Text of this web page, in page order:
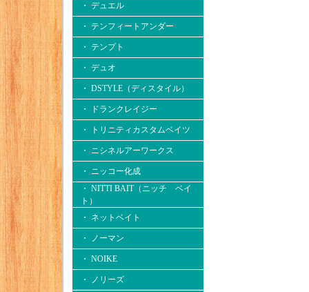
・ デュエル
・ テンフィートアンダー
・ テンプト
・ デュオ
・ DSTYLE（ディスタイル）
・ ドランクレイジー
・ トリニティカスタムベイツ
・ ニシネルアーワークス
・ ニッコー化成
・ NITTI BAIT（ニッチ ベイ
ト）
・ ネットベイト
・ ノーマン
・ NOIKE
・ ノリーズ